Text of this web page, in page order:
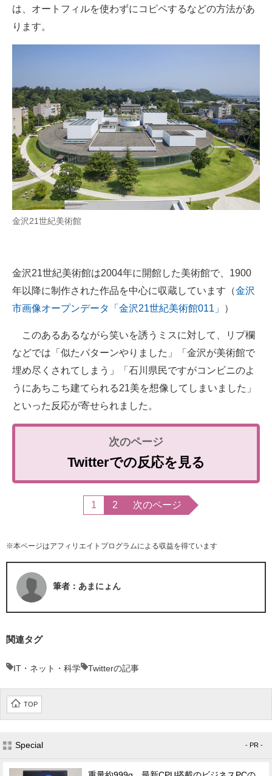
は、オートフィルを使わずにコピペするなどの方法があ
ります。
金沢21世紀美術館
金沢21世紀美術館は2004年に開館した美術館で、1900
年以降に制作された作品を中心に収蔵しています（金沢
市画像オープンデータ「金沢21世紀美術館011」
）
このあるあるながら笑いを誘うミスに対して、リプ欄
などでは「似たパターンやりました」「金沢が美術館で
埋め尽くされてしまう」「石川県民ですがコンビニのよ
うにあちこち建てられる21美を想像してしまいました」
といった反応が寄せられました。
Twitterでの反応を見る
1 2 次のページ
※本ページはアフィリエイトプログラムによる収益を得ています
筆者：あまにょん
関連タグ
IT・ネット・科学 Twitterの記事
TOP
Special - PR -